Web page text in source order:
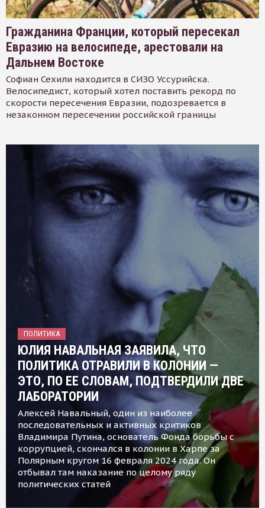
Гражданина Франции, который пересекал
Евразию на велосипеде, арестовали на
Дальнем Востоке
Софиан Сехили находится в СИЗО Уссурийска.
Велосипедист, который хотел поставить рекорд по
скорости пересечения Евразии, подозревается в
незаконном пересечении российской границы
ПОЛИТИКА
ЮЛИЯ НАВАЛЬНАЯ ЗАЯВИЛА, ЧТО
ПОЛИТИКА ОТРАВИЛИ В КОЛОНИИ —
ЭТО, ПО ЕЕ СЛОВАМ, ПОДТВЕРДИЛИ ДВЕ
ЛАБОРАТОРИИ
Алексей Навальный, один из наиболее
последовательных и активных критиков
Владимира Путина, основатель Фонда борьбы с
коррупцией, скончался в колонии в Харпе за
Полярным кругом 16 февраля 2024 года. Он
отбывал там наказание по целому ряду
политических статей